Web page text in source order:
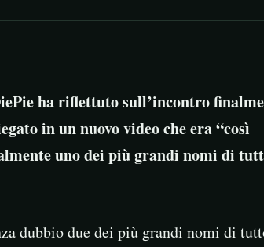
ha riflettuto sull’incontro
in un nuovo video che era “così
uno dei più grandi nomi di
dubbio due dei più grandi nomi di